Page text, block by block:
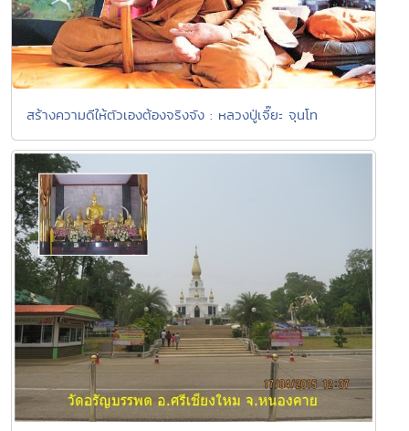
สร้างความดีให้ตัวเองต้องจริงจัง : หลวงปู่เจี๊ยะ จุนโท